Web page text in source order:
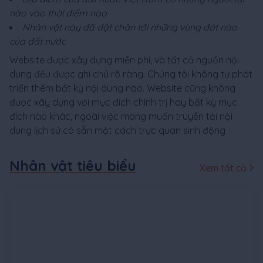
nào vào thời điểm nào
Nhân vật này đã đặt chân tới những vùng đát nào
của đất nước
Website được xây dựng miễn phí, và tất cả nguồn nội
dung đều được ghi chú rõ ràng. Chúng tôi không tự phát
triển thêm bất kỳ nội dung nào. Website cũng không
được xây dựng với mục đích chính trị hay bất kỳ mục
đích nào khác, ngoài việc mong muốn truyền tải nội
dung lịch sử có sẵn một cách trực quan sinh động
Nhân vật tiêu biểu Xem tất cả